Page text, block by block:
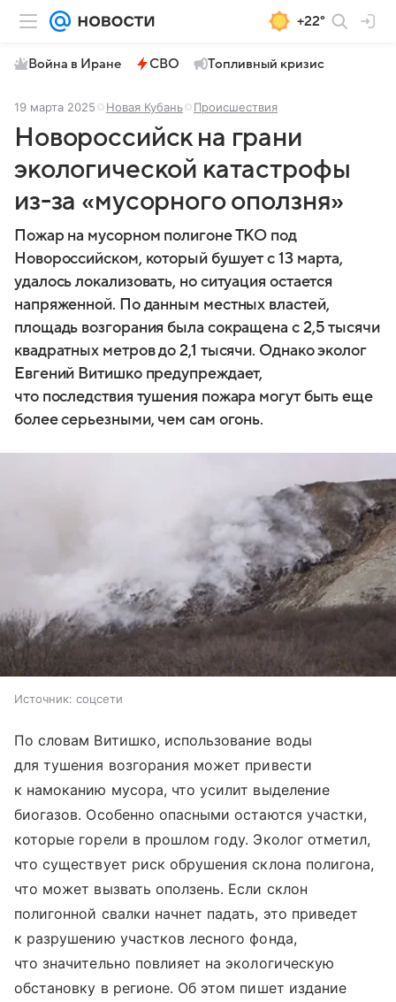
+22°
Война в Иране СВО Топливный кризис
19 марта 2025 Новая Кубань Происшествия
Новороссийск на грани
экологической катастрофы
из-за «мусорного оползня»
Пожар на мусорном полигоне ТКО под
Новороссийском, который бушует с 13 марта,
удалось локализовать, но ситуация остается
напряженной. По данным местных властей,
площадь возгорания была сокращена с 2,5 тысячи
квадратных метров до 2,1 тысячи. Однако эколог
Евгений Витишко предупреждает,
что последствия тушения пожара могут быть еще
более серьезными, чем сам огонь.
Источник: соцсети
По словам Витишко, использование воды
для тушения возгорания может привести
к намоканию мусора, что усилит выделение
биогазов. Особенно опасными остаются участки,
которые горели в прошлом году. Эколог отметил,
что существует риск обрушения склона полигона,
что может вызвать оползень. Если склон
полигонной свалки начнет падать, это приведет
к разрушению участков лесного фонда,
что значительно повлияет на экологическую
обстановку в регионе. Об этом пишет издание